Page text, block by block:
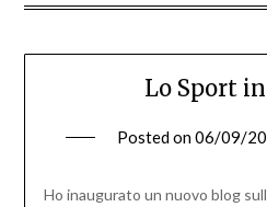
Lo Sport
Posted on06/09/
Ho inaugurato un nuovo blog